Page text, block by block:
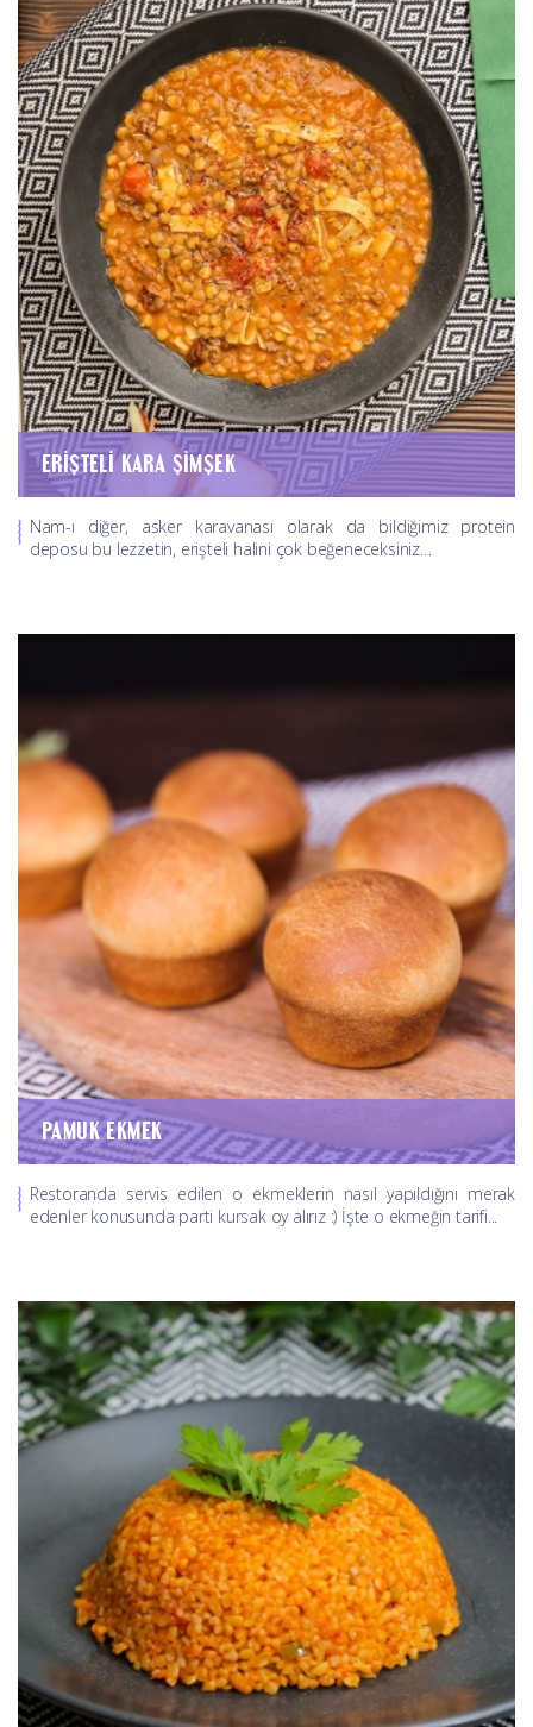
ERIŞTELI KARA ŞIMŞEK
Nam-ı diğer, asker karavanası olarak da bildiğimiz protein
deposu bu lezzetin, erişteli halini çok beğeneceksiniz…
PAMUK EKMEK
Restoranda servis edilen o ekmeklerin nasıl yapıldığını merak
edenler konusunda parti kursak oy alırız :) İşte o ekmeğin tarifi...